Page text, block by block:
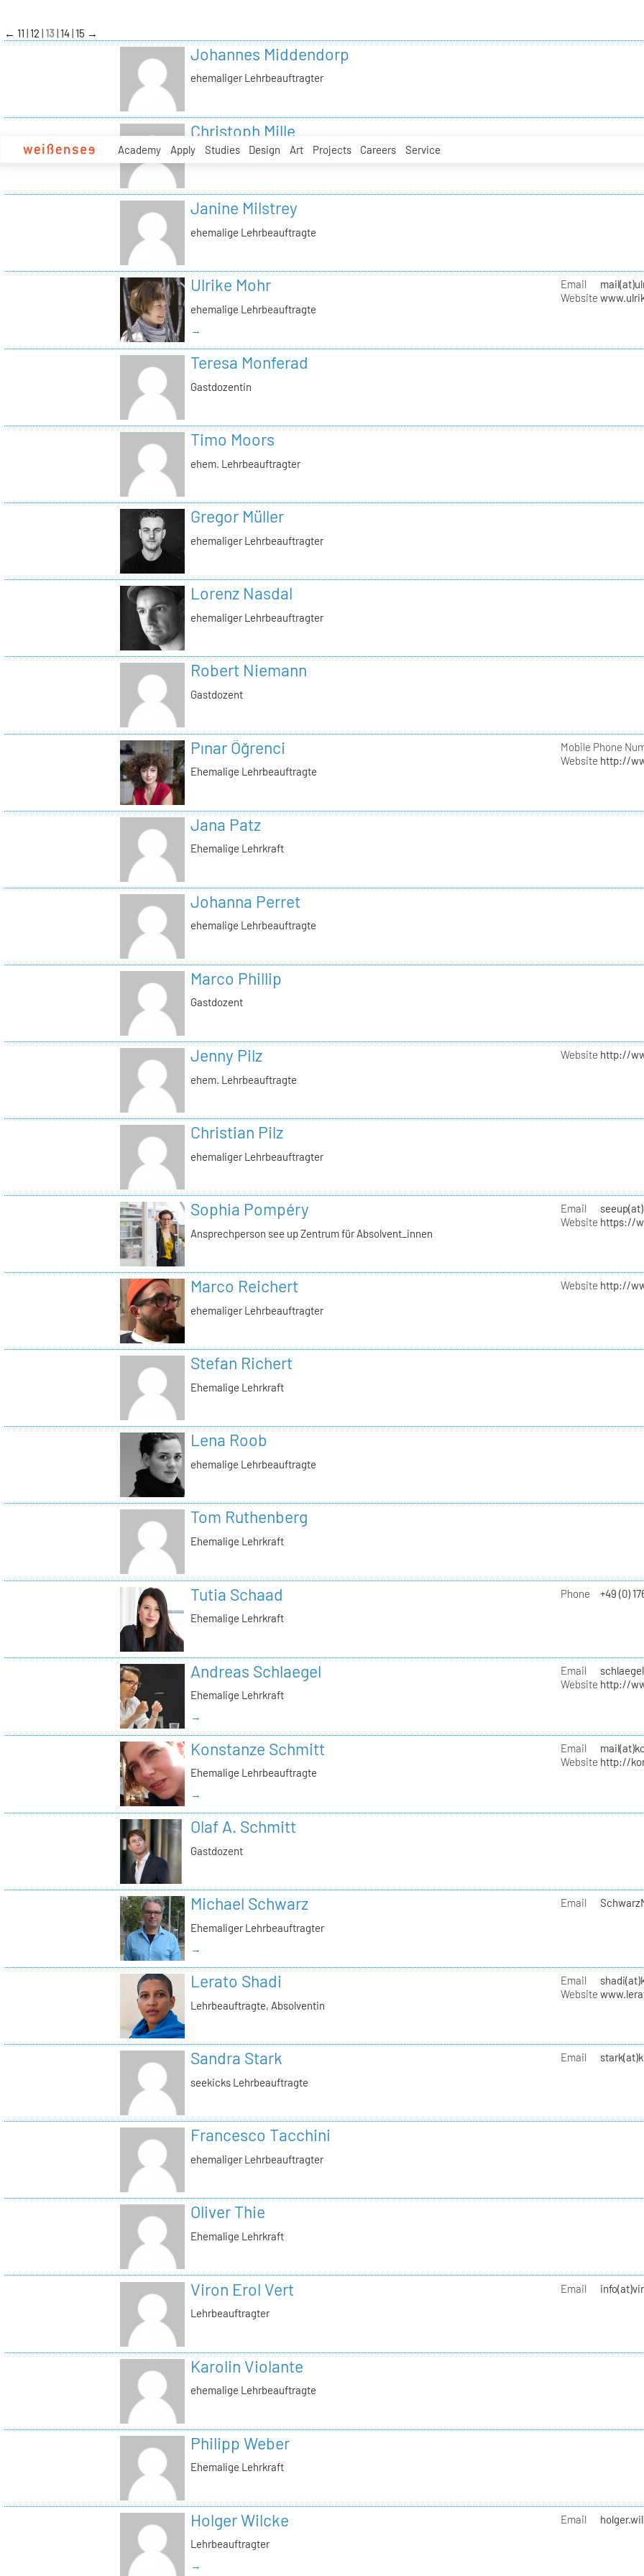
Academy Apply Studies Design Art Projects Careers Service
← 11 12 13 14 15 →
Johannes Middendorp
ehemaliger Lehrbeauftragter
Christoph Mille
ehemaliger Lehrbeauftragter
Janine Milstrey
ehemalige Lehrbeauftragte
Ulrike Mohr
ehemalige Lehrbeauftragte
→
Email
Website
Teresa Monferad
Gastdozentin
Timo Moors
ehem. Lehrbeauftragter
Gregor Müller
ehemaliger Lehrbeauftragter
Lorenz Nasdal
ehemaliger Lehrbeauftragter
Robert Niemann
Gastdozent
Pınar Öğrenci
Ehemalige Lehrbeauftragte
Mobile Phone
Website http://
Jana Patz
Ehemalige Lehrkraft
Johanna Perret
ehemalige Lehrbeauftragte
Marco Phillip
Gastdozent
Jenny Pilz
ehem. Lehrbeauftragte
Website http://
Christian Pilz
ehemaliger Lehrbeauftragter
Sophia Pompéry
Ansprechperson see up Zentrum für Absolvent_innen
Email
Website https://
Marco Reichert
ehemaliger Lehrbeauftragter
Website http://
Stefan Richert
Ehemalige Lehrkraft
Lena Roob
ehemalige Lehrbeauftragte
Tom Ruthenberg
Ehemalige Lehrkraft
Tutia Schaad
Ehemalige Lehrkraft
Phone +49 (0)
Andreas Schlaegel
Ehemalige Lehrkraft
→
Email
Website http://
Konstanze Schmitt
Ehemalige Lehrbeauftragte
→
Email
Website http://
Olaf A. Schmitt
Gastdozent
Michael Schwarz
Ehemaliger Lehrbeauftragter
→
Email
Lerato Shadi
Lehrbeauftragte, Absolventin
Email
Website
Sandra Stark
seekicks Lehrbeauftragte
Email
Francesco Tacchini
ehemaliger Lehrbeauftragter
Oliver Thie
Ehemalige Lehrkraft
Viron Erol Vert
Lehrbeauftragter
Email
Karolin Violante
ehemalige Lehrbeauftragte
Philipp Weber
Ehemalige Lehrkraft
Holger Wilcke
Lehrbeauftragter
→
Email